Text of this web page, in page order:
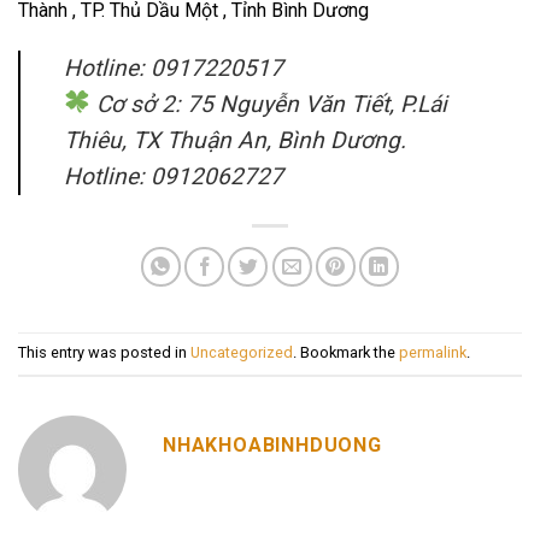
Thành , TP. Thủ Dầu Một , Tỉnh Bình Dương
Hotline: 0917220517
Cơ sở 2: 75 Nguyễn Văn Tiết, P.Lái
Thiêu, TX Thuận An, Bình Dương.
Hotline: 0912062727
This entry was posted in Uncategorized . Bookmark the permalink.
NHAKHOABINHDUONG